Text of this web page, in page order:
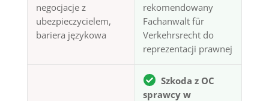
negocjacje z
ubezpieczycielem,
bariera językowa
rekomendowany
Fachanwalt für
Verkehrsrecht do
reprezentacji prawnej
Szkoda z OC
sprawcy w